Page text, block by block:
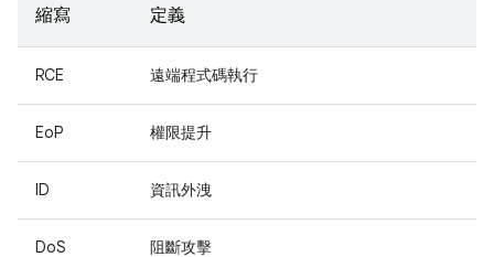
縮寫 定義
RCE 遠端程式碼執行
EoP 權限提升
ID 資訊外洩
DoS 阻斷攻擊